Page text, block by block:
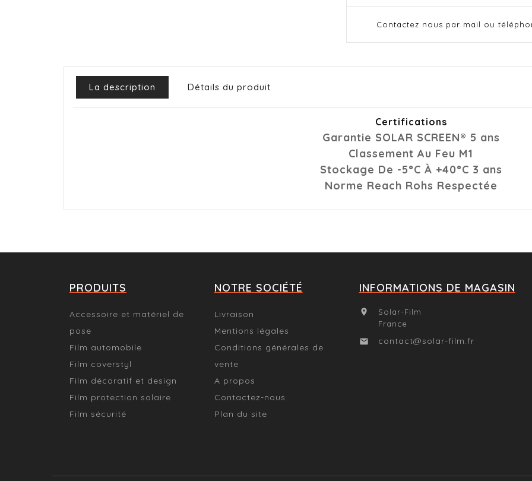
Contactez nous par mail ou
La description Détails du produit
Certifications
Garantie SOLAR SCREEN® 5 ans
Classement Au Feu M1
Stockage De -5°C À +40°C 3 ans
Norme Reach Rohs Respectée
PRODUITS
Accessoire et matériel de
pose
Film automobile
Film coverstyl
Film décoratif et design
Film protection solaire
Film sécurité
NOTRE SOCIÉTÉ
Livraison
Mentions légales
Conditions générales de
vente
A propos
Contactez-nous
Plan du site
INFORMATIONS DE MAGASIN

Solar-Film
France

contact@solar-film.fr